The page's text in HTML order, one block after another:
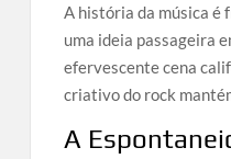
A história da música é
uma ideia passageira
efervescente cena
criativo do rock
A